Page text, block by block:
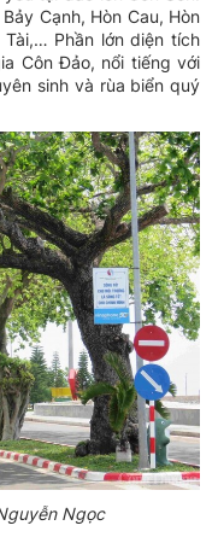
Cạnh, Hòn Cau, Hòn
Tài,… Phần lớn diện tích
Côn Đảo, nổi tiếng với
sinh và rùa biển quý
Ngọc